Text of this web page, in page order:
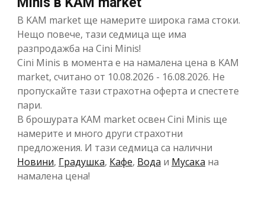
В KAM market ще намерите широка гама стоки.
Нещо повече, тази седмица ще има
разпродажба на Cini Minis!
Cini Minis в момента е на намалена цена в KAM
market, считано от 10.08.2026 - 16.08.2026. Не
пропускайте тази страхотна оферта и спестете
пари.
В брошурата KAM market освен Cini Minis ще
намерите и много други страхотни
предложения. И тази седмица са налични
Новини, Градушка, Кафе, Вода и Мусака на
намалена цена!